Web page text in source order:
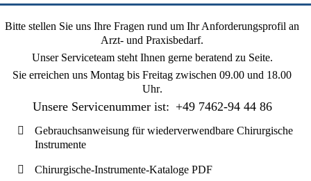
Bitte stellen Sie uns Ihre Fragen rund um Ihr Anforderungsprofil an
Arzt- und Praxisbedarf.
Unser Serviceteam steht Ihnen gerne beratend zu Seite.
Sie erreichen uns Montag bis Freitag zwischen 09.00 und 18.00
Uhr.
Unsere Servicenummer ist: +49 7462-94 44 86
Gebrauchsanweisung für wiederverwendbare Chirurgische
Instrumente
Chirurgische-Instrumente-Kataloge PDF